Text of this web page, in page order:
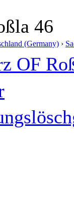
46
(Germany) ›
OF